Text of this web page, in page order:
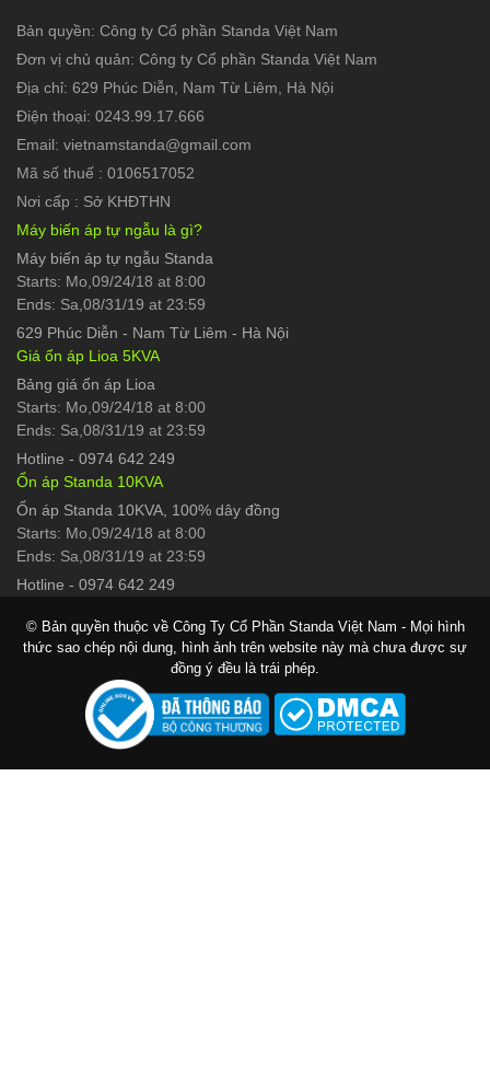
Bản quyền: Công ty Cổ phần Standa Việt Nam
Đơn vị chủ quản: Công ty Cổ phần Standa Việt Nam
Địa chỉ: 629 Phúc Diễn, Nam Từ Liêm, Hà Nội
Điện thoại: 0243.99.17.666
Email: vietnamstanda@gmail.com
Mã số thuế : 0106517052
Nơi cấp : Sở KHĐTHN
Máy biến áp tự ngẫu là gì?
Máy biến áp tự ngẫu Standa
Starts: Mo,09/24/18 at 8:00
Ends: Sa,08/31/19 at 23:59
629 Phúc Diễn - Nam Từ Liêm - Hà Nội
Giá ổn áp Lioa 5KVA
Bảng giá ổn áp Lioa
Starts: Mo,09/24/18 at 8:00
Ends: Sa,08/31/19 at 23:59
Hotline - 0974 642 249
Ổn áp Standa 10KVA
Ổn áp Standa 10KVA, 100% dây đồng
Starts: Mo,09/24/18 at 8:00
Ends: Sa,08/31/19 at 23:59
Hotline - 0974 642 249
© Bản quyền thuộc về Công Ty Cổ Phần Standa Việt Nam - Mọi hình
thức sao chép nội dung, hình ảnh trên website này mà chưa được sự
đồng ý đều là trái phép.